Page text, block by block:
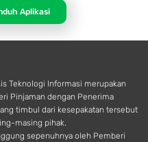
d
r
o
d
Aplikasi
Teknologi Informasi merupakan
Pinjaman dengan Penerima
timbul dari kesepakatan tersebut
masing pihak.
sepenuhnya oleh Pemberi